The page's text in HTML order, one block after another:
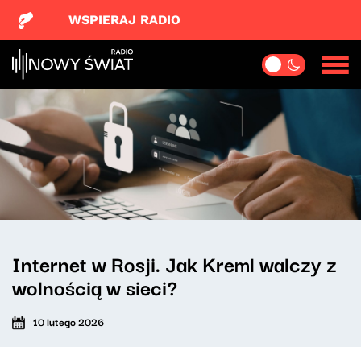
WSPIERAJ RADIO
Internet w Rosji. Jak Kreml walczy z
wolnością w sieci?
10 lutego 2026